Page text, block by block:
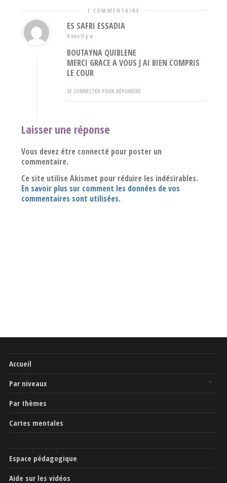
1 COMMENTAIRE
ES SAFRI ESSADIA
8 ans Il y a
BOUTAYNA QUIBLENE
MERCI GRACE A VOUS J AI BIEN COMPRIS
LE COUR
SE CONNECTER POUR RÉPONDRE
Laisser une réponse
Vous devez être connecté pour poster un
commentaire.
Ce site utilise Akismet pour réduire les indésirables.
En savoir plus sur comment les données de vos
commentaires sont utilisées.
Accueil
Par niveaux
Par thèmes
Cartes mentales
Espace pédagogique
Aide sur les vidéos